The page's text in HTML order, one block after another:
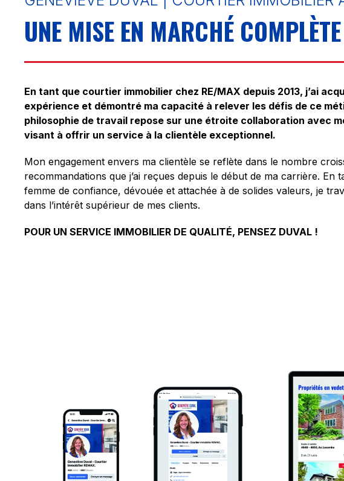
UNE MISE EN MARCHÉ COMPLÈTE
En tant que courtier immobilier chez RE/MAX depuis 2013, j’ai
expérience et démontré ma capacité à relever les défis de ce
philosophie de travail repose sur une étroite collaboration avec
visant à offrir un service à la clientèle exceptionnel.
Mon engagement envers ma clientèle se reflète dans le nombre
recommandations que j’ai reçues depuis le début de ma carrière. En
femme de confiance, dévouée et attachée à de solides valeurs, je
dans l’intérêt supérieur de mes clients.
POUR UN SERVICE IMMOBILIER DE QUALITÉ, PENSEZ DUVAL !